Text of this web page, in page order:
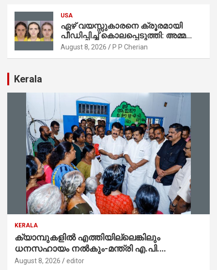
USA
ഏഴ് വയസ്സുകാരനെ ക്രൂരമായി
പീഡിപ്പിച്ച് കൊലപ്പെടുത്തി: അമ്മ
ഉൾപ്പെടെ മൂന്ന് സ്ത്രീകൾ അറസ്റ്റിൽ
August 8, 2026 P P Cherian
Kerala
KERALA
ക്യാമ്പുകളിൽ എത്തിയില്ലെങ്കിലും
ധനസഹായം നൽകും-മന്ത്രി എ.പി.
അനിൽകുമാർ
August 8, 2026 editor